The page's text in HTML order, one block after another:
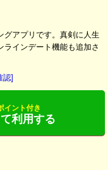
グアプリです。真剣に人生
インデート機能も追加さ
認]
イント付き
利用する